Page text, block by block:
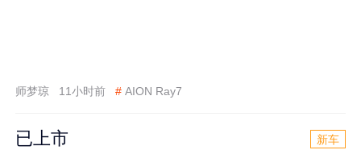
师梦琼 11小时前 # AION Ray7
已上市 新车